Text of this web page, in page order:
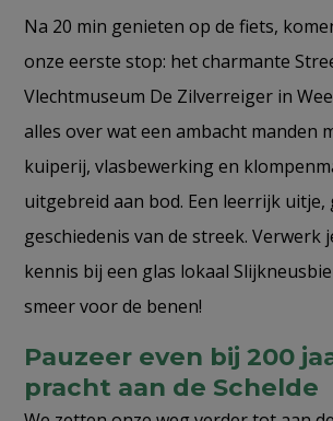
Na 20 min genieten op de fiets,
onze eerste stop: het charmante
Vlechtmuseum De Zilverreiger in
alles over wat een ambacht manden
kuiperij, vlasbewerking en
uitgebreid aan bod. Een leerrijk uitje,
geschiedenis van de streek. Verwerk
kennis bij een glas lokaal
smeer voor de benen!
Pauzeer even bij 200
pracht aan de Schelde